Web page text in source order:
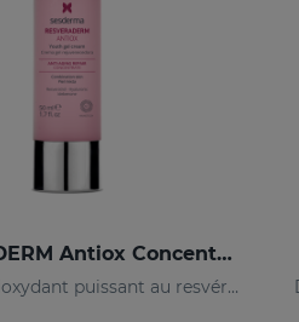
RESVERADERM Antiox Concentré Anti-Âge
Cocktail antioxydant puissant au resvératrol